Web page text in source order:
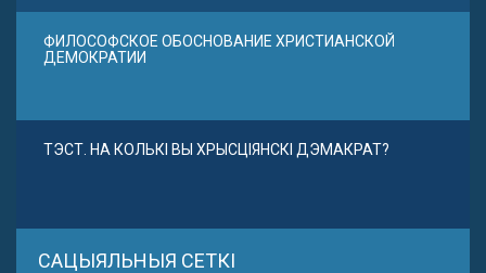
ФИЛОСОФСКОЕ ОБОСНОВАНИЕ ХРИСТИАНСКОЙ
ДЕМОКРАТИИ
ТЭСТ. НА КОЛЬКІ ВЫ ХРЫСЦІЯНСКІ ДЭМАКРАТ?
САЦЫЯЛЬНЫЯ СЕТКІ